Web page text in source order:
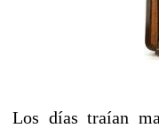
Los días traían